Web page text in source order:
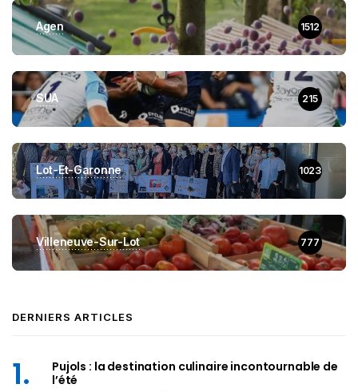
Agen 1512
SUA 215
Lot-Et-Garonne 1023
Villeneuve-Sur-Lot 777
DERNIERS ARTICLES
Pujols : la destination culinaire incontournable de
l’été